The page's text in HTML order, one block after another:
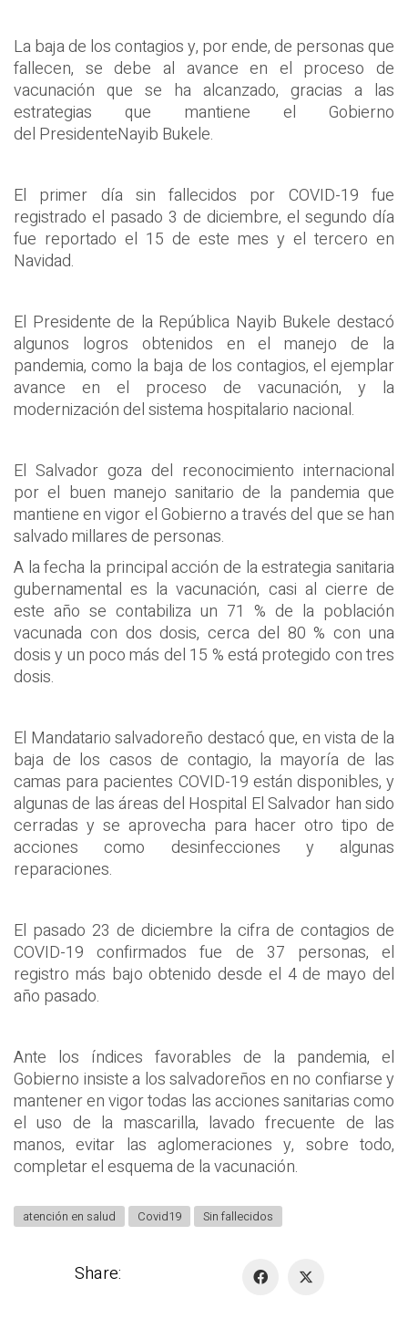
La baja de los contagios y, por ende, de personas que
fallecen, se debe al avance en el proceso de
vacunación que se ha alcanzado, gracias a las
estrategias que mantiene el Gobierno
del PresidenteNayib Bukele.
El primer día sin fallecidos por COVID-19 fue
registrado el pasado 3 de diciembre, el segundo día
fue reportado el 15 de este mes y el tercero en
Navidad.
El Presidente de la República Nayib Bukele destacó
algunos logros obtenidos en el manejo de la
pandemia, como la baja de los contagios, el ejemplar
avance en el proceso de vacunación, y la
modernización del sistema hospitalario nacional.
El Salvador goza del reconocimiento internacional
por el buen manejo sanitario de la pandemia que
mantiene en vigor el Gobierno a través del que se han
salvado millares de personas.
A la fecha la principal acción de la estrategia sanitaria
gubernamental es la vacunación, casi al cierre de
este año se contabiliza un 71 % de la población
vacunada con dos dosis, cerca del 80 % con una
dosis y un poco más del 15 % está protegido con tres
dosis.
El Mandatario salvadoreño destacó que, en vista de la
baja de los casos de contagio, la mayoría de las
camas para pacientes COVID-19 están disponibles, y
algunas de las áreas del Hospital El Salvador han sido
cerradas y se aprovecha para hacer otro tipo de
acciones como desinfecciones y algunas
reparaciones.
El pasado 23 de diciembre la cifra de contagios de
COVID-19 confirmados fue de 37 personas, el
registro más bajo obtenido desde el 4 de mayo del
año pasado.
Ante los índices favorables de la pandemia, el
Gobierno insiste a los salvadoreños en no confiarse y
mantener en vigor todas las acciones sanitarias como
el uso de la mascarilla, lavado frecuente de las
manos, evitar las aglomeraciones y, sobre todo,
completar el esquema de la vacunación.
atención en salud Covid19 Sin fallecidos
Share: